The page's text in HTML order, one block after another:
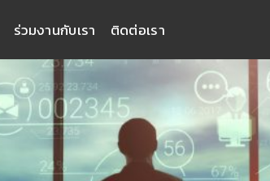
ร่วมงานกับเรา ติดต่อเรา